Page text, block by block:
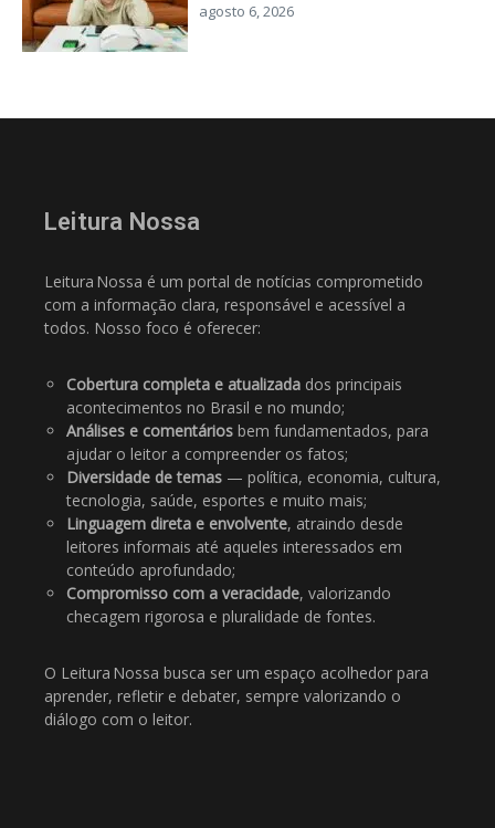
agosto 6, 2026
Leitura Nossa
Leitura Nossa é um portal de notícias comprometido
com a informação clara, responsável e acessível a
todos. Nosso foco é oferecer:
Cobertura completa e atualizada dos principais
acontecimentos no Brasil e no mundo;
Análises e comentários bem fundamentados, para
ajudar o leitor a compreender os fatos;
Diversidade de temas — política, economia, cultura,
tecnologia, saúde, esportes e muito mais;
Linguagem direta e envolvente, atraindo desde
leitores informais até aqueles interessados em
conteúdo aprofundado;
Compromisso com a veracidade, valorizando
checagem rigorosa e pluralidade de fontes.
O Leitura Nossa busca ser um espaço acolhedor para
aprender, refletir e debater, sempre valorizando o
diálogo com o leitor.